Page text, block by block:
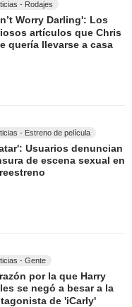
- Rodajes
Worry Darling': Los
artículos que Chris
quería llevarse a casa
- Estreno de película
Usuarios denuncian
de escena sexual en
- Gente
por la que Harry
se negó a besar a la
de 'iCarly'